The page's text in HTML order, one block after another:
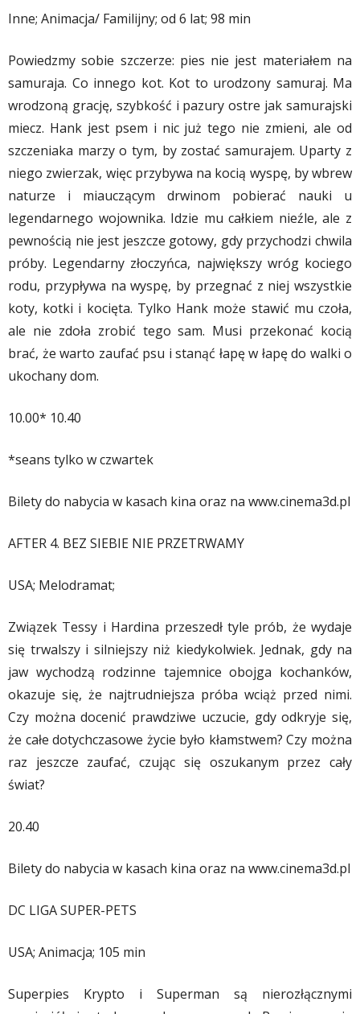
Inne; Animacja/ Familijny; od 6 lat; 98 min
Powiedzmy sobie szczerze: pies nie jest materiałem na
samuraja. Co innego kot. Kot to urodzony samuraj. Ma
wrodzoną grację, szybkość i pazury ostre jak samurajski
miecz. Hank jest psem i nic już tego nie zmieni, ale od
szczeniaka marzy o tym, by zostać samurajem. Uparty z
niego zwierzak, więc przybywa na kocią wyspę, by wbrew
naturze i miauczącym drwinom pobierać nauki u
legendarnego wojownika. Idzie mu całkiem nieźle, ale z
pewnością nie jest jeszcze gotowy, gdy przychodzi chwila
próby. Legendarny złoczyńca, największy wróg kociego
rodu, przypływa na wyspę, by przegnać z niej wszystkie
koty, kotki i kocięta. Tylko Hank może stawić mu czoła,
ale nie zdoła zrobić tego sam. Musi przekonać kocią
brać, że warto zaufać psu i stanąć łapę w łapę do walki o
ukochany dom.
10.00* 10.40
*seans tylko w czwartek
Bilety do nabycia w kasach kina oraz na www.cinema3d.pl
AFTER 4. BEZ SIEBIE NIE PRZETRWAMY
USA; Melodramat;
Związek Tessy i Hardina przeszedł tyle prób, że wydaje
się trwalszy i silniejszy niż kiedykolwiek. Jednak, gdy na
jaw wychodzą rodzinne tajemnice obojga kochanków,
okazuje się, że najtrudniejsza próba wciąż przed nimi.
Czy można docenić prawdziwe uczucie, gdy odkryje się,
że całe dotychczasowe życie było kłamstwem? Czy można
raz jeszcze zaufać, czując się oszukanym przez cały
świat?
20.40
Bilety do nabycia w kasach kina oraz na www.cinema3d.pl
DC LIGA SUPER-PETS
USA; Animacja; 105 min
Superpies Krypto i Superman są nierozłącznymi